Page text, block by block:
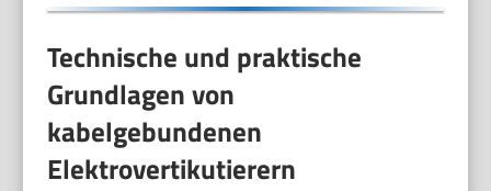
Technische und praktische
Grundlagen von
kabelgebundenen
Elektrovertikutierern